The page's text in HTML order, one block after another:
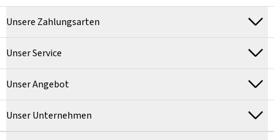
Unsere Zahlungsarten
Unser Service
Unser Angebot
Unser Unternehmen